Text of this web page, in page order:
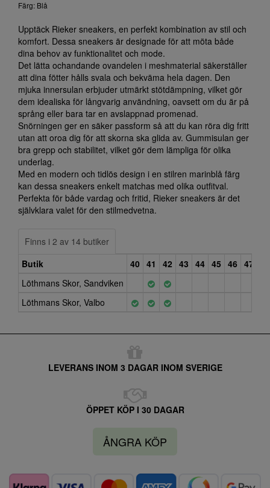
Färg: Blå
Upptäck Rieker sneakers, en perfekt kombination av stil och
komfort. Dessa sneakers är designade för att möta både
dina behov av funktionalitet och mode.
Det lätta ochandande ovandelen i meshmaterial säkerställer
att dina fötter hålls svala och bekväma hela dagen. Den
mjuka innersulan erbjuder utmärkt stötdämpning, vilket gör
dem idealiska för långvarig användning, oavsett om du är på
språng eller bara tar en avslappnad promenad.
Snörningen ger en säker passform så att du kan röra dig fritt
utan att oroa dig för att skorna ska glida av. Gummisulan ger
bra grepp och stabilitet, vilket gör dem lämpliga för olika
underlag.
Med en modern och tidlös design i en stilren marinblå färg
kan dessa sneakers enkelt matchas med olika outfitval.
Perfekta för både vardag och fritid, Rieker sneakers är det
självklara valet för den stilmedvetna.
Finns i 2 av 14 butiker
Butik
40 41 42 43 44 45 46 47
Löthmans Skor, Sandviken
Löthmans Skor, Valbo
LEVERANS INOM 3 DAGAR INOM SVERIGE
ÖPPET KÖP I 30 DAGAR
ÅNGRA KÖP